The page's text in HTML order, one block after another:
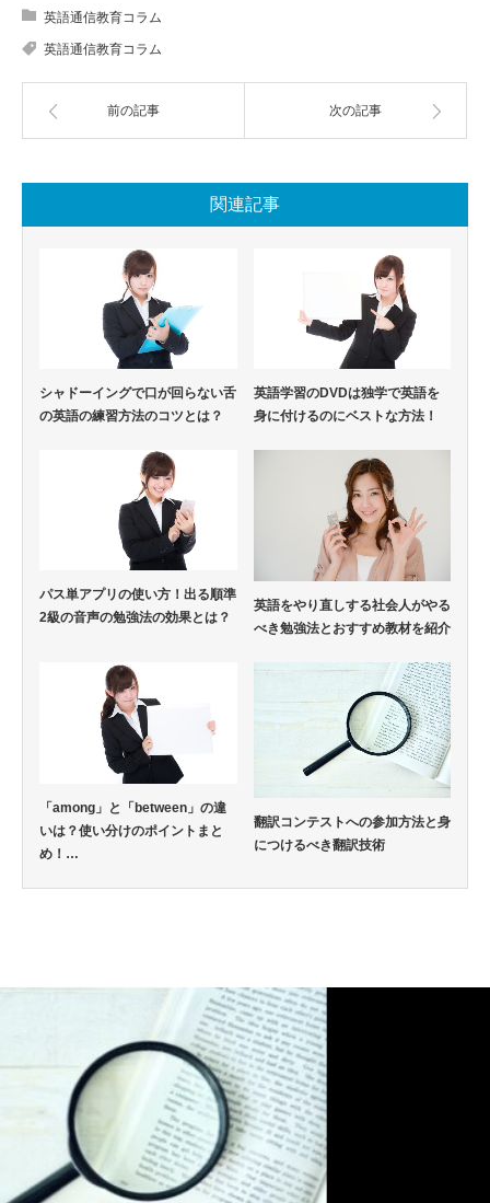
英語通信教育コラム
英語通信教育コラム
前の記事 次の記事
関連記事
シャドーイングで口が回らない舌
の英語の練習方法のコツとは？
英語学習のDVDは独学で英語を
身に付けるのにベストな方法！
パス単アプリの使い方！出る順準
2級の音声の勉強法の効果とは？
英語をやり直しする社会人がやる
べき勉強法とおすすめ教材を紹介
「among」と「between」の違
いは？使い分けのポイントまと
め！…
翻訳コンテストへの参加方法と身
につけるべき翻訳技術